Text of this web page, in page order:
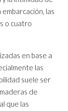
las
o cuatro
en base a
las
suele ser
de
que las